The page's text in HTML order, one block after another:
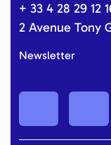
+ 33 4 28 29 12
2 Avenue Tony
Newsletter